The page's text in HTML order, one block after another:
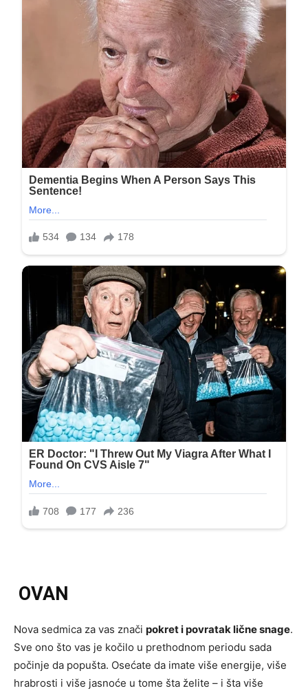
OVAN
Nova sedmica za vas znači pokret i povratak lične snage.
Sve ono što vas je kočilo u prethodnom periodu sada
počinje da popušta. Osećate da imate više energije, više
hrabrosti i više jasnoće u tome šta želite – i šta više